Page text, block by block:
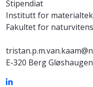
Stipendiat
Institutt for
Fakultet for
E-320 Berg